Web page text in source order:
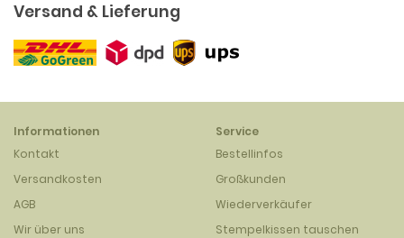
Versand & Lieferung
Informationen
Kontakt
Versandkosten
AGB
Wir über uns
Service
Bestellinfos
Großkunden
Wiederverkäufer
Stempelkissen tauschen